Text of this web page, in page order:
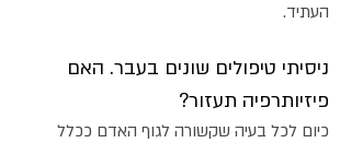
העתיד.
ניסיתי טיפולים שונים בעבר. האם
פיזיותרפיה תעזור?
כיום לכל בעיה שקשורה לגוף האדם ככלל